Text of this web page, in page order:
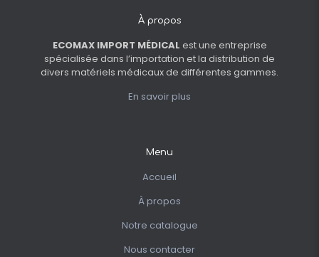
À propos
ECOMAX IMPORT MÉDICAL est une entreprise
spécialisée dans l’importation et la distribution de
divers matériels médicaux de différentes gammes.
En savoir plus
Menu
Accueil
À propos
Notre catalogue
Nous contacter